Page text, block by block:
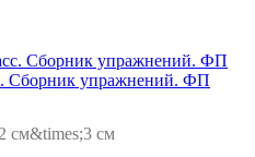
Сборник упражнений. ФП
см&times;3 см